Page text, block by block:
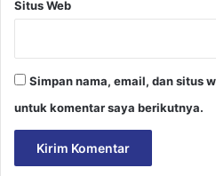
Situs Web
Simpan nama, email, dan situs
untuk komentar saya berikutnya.